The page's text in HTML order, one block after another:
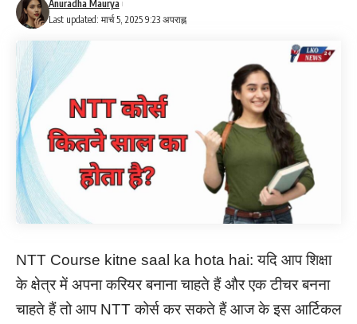
Last updated: मार्च 5, 2025 9:23 अपराह्न
Anuradha Maurya
NTT Course kitne saal ka hota hai: यदि आप शिक्षा
के क्षेत्र में अपना करियर बनाना चाहते हैं और एक टीचर बनना
चाहते हैं तो आप NTT कोर्स कर सकते हैं आज के इस आर्टिकल